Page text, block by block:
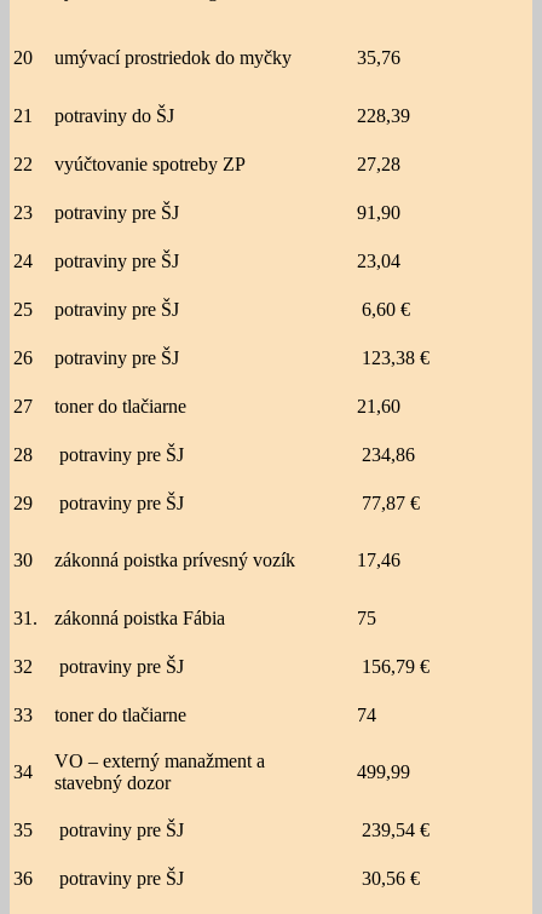
20 umývací prostriedok do myčky 35,76
21 potraviny do ŠJ 228,39
22 vyúčtovanie spotreby ZP 27,28
23 potraviny pre ŠJ 91,90
24 potraviny pre ŠJ 23,04
25 potraviny pre ŠJ 6,60 €
26 potraviny pre ŠJ 123,38 €
27 toner do tlačiarne 21,60
28 potraviny pre ŠJ 234,86
29 potraviny pre ŠJ 77,87 €
30 zákonná poistka prívesný vozík 17,46
31. zákonná poistka Fábia 75
32 potraviny pre ŠJ 156,79 €
33 toner do tlačiarne 74
34
VO – externý manažment a
stavebný dozor
499,99
35 potraviny pre ŠJ 239,54 €
36 potraviny pre ŠJ 30,56 €